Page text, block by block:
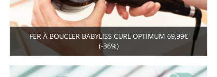
FER À BOUCLER BABYLISS CURL OPTIMUM 69,99€
(-36%)